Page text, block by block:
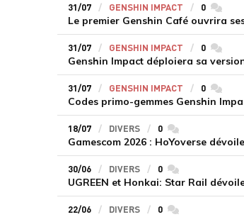
31/07 GENSHIN IMPACT 0
31/07 GENSHIN IMPACT 0
31/07 GENSHIN IMPACT 0
18/07 DIVERS 0commentaires
30/06 DIVERS 0commentaires
22/06 DIVERS 0commentaires